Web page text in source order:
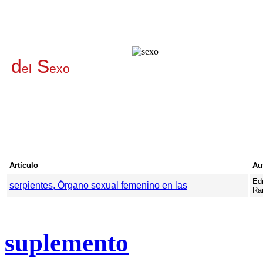
del Sexo
Artículo
serpientes, Órgano sexual femenino en las
suplemento